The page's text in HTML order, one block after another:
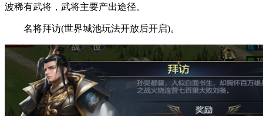
波稀有武将，武将主要产出途径。
名将拜访(世界城池玩法开放后开启)。